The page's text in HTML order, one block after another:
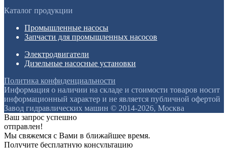
Каталог продукции
Промышленные насосы
Запчасти для промышленных насосов
Электродвигатели
Дизельные насосные установки
Политика конфиденциальности
Информация о наличии на складе и стоимости товаров носит
информационный характер и не является публичной офертой
Завод гидравлических машин © 2014-2026, Москва
Ваш запрос успешно
отправлен!
Мы свяжемся с Вами в ближайшее время.
Получите бесплатную консультацию